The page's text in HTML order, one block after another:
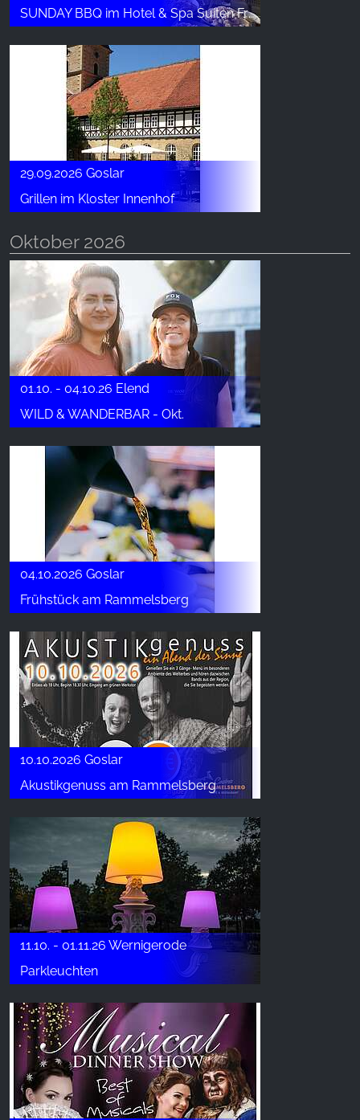
SUNDAY BBQ im Hotel & Spa Suiten FreiWerk
29.09.2026 Goslar
Grillen im Kloster Innenhof
Oktober 2026
01.10. - 04.10.26 Elend
WILD & WANDERBAR - Okt.
04.10.2026 Goslar
Frühstück am Rammelsberg
10.10.2026 Goslar
Akustikgenuss am Rammelsberg
11.10. - 01.11.26 Wernigerode
Parkleuchten